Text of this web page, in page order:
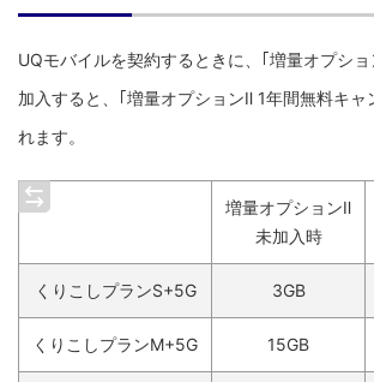
UQモバイルを契約するときに、｢増量オプシ
加入すると、｢増量オプションⅡ 1年間無料キャ
れます。
増量オプションⅡ
未加入時
くりこしプランS+5G 3GB
くりこしプランM+5G 15GB